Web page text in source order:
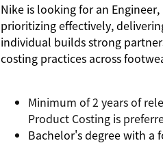
Nike is looking for an
prioritizing effectively,
individual builds strong
costing practices across
Minimum of 2 years of
Product Costing is
Bachelor's degree with a